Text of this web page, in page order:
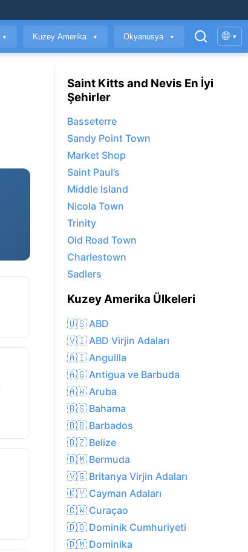
▼ Kuzey Amerika ▼ Okyanusya ▼ 🌐 ▾
Saint Kitts and Nevis En İyi
Şehirler
Basseterre
Sandy Point Town
Market Shop
Saint Paul’s
Middle Island
Nicola Town
Trinity
Old Road Town
Charlestown
Sadlers
Kuzey Amerika Ülkeleri
🇺🇸 ABD
🇻🇮 ABD Virjin Adaları
🇦🇮 Anguilla
🇦🇬 Antigua ve Barbuda
🇦🇼 Aruba
🇧🇸 Bahama
🇧🇧 Barbados
🇧🇿 Belize
🇧🇲 Bermuda
🇻🇬 Britanya Virjin Adaları
🇰🇾 Cayman Adaları
🇨🇼 Curaçao
🇩🇴 Dominik Cumhuriyeti
🇩🇲 Dominika